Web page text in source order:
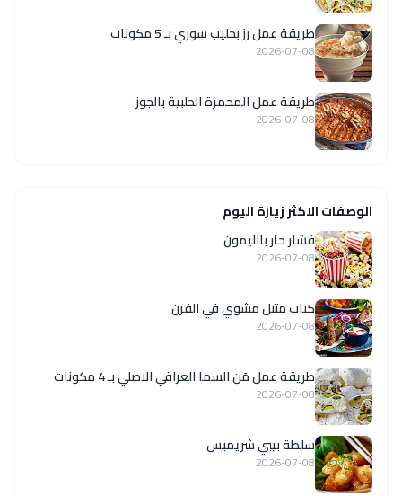
طريقة عمل رز بحليب سوري بـ 5 مكونات
2026-07-08
طريقة عمل المحمرة الحلبية بالجوز
2026-07-08
الوصفات الاكثر زيارة اليوم
فشار حار بالليمون
2026-07-08
كباب متبل مشوي في الفرن
2026-07-08
طريقة عمل مَن السما العراقي الاصلي بـ 4 مكونات
2026-07-08
سلطة بيبي شريمبس
2026-07-08